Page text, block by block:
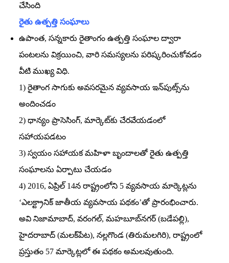
చేసింది
రైతు ఉత్పత్తి సంఘాలు
ఉపాంత, సన్నకారు రైతాంగం ఉత్పత్తి సంఘాల ద్వారా
పంటలను విక్రయించి, వారి సమస్యలను పరిష్కరించుకోవడం
వీటి ముఖ్య విధి.
1) రైతాంగ సాగుకు అవసరమైన వ్యవసాయ ఇన్‌పుట్స్‌ను
అందించడం
2) ధాన్యం ప్రాసెసింగ్‌, మార్కెట్‌కు చేరవేయడంలో
సహాయపడటం
3) స్వయం సహాయక మహిళా బృందాలతో రైతు ఉత్పత్తి
సంఘాలను ఏర్పాటు చేయడం
4) 2016, ఏప్రిల్‌ 14న రాష్ట్రంలోని 5 వ్యవసాయ మార్కెట్లను
‘ఎలక్ట్రానిక్‌ జాతీయ వ్యవసాయ పథకం’తో ప్రారంభించారు.
అవి నిజామాబాద్‌, వరంగల్‌, మహబూబ్‌నగర్‌ (బడేపల్లి),
హైదరాబాద్‌ (మలక్‌పేట), నల్లగొండ (తిరుమలగిరి), రాష్ట్రంలో
ప్రస్తుతం 57 మార్కెట్లలో ఈ పథకం అమలవుతుంది.